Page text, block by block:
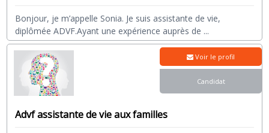
Bonjour, je m’appelle Sonia. Je suis assistante de vie,
diplômée ADVF.Ayant une expérience auprès de ...
Advf assistante de vie aux familles
Voir le profil
Candidat